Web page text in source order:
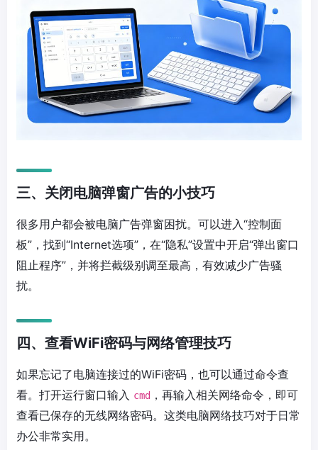
三、关闭电脑弹窗广告的小技巧
很多用户都会被电脑广告弹窗困扰。可以进入“控制面
板”，找到“Internet选项”，在“隐私”设置中开启“弹出窗口
阻止程序”，并将拦截级别调至最高，有效减少广告骚
扰。
四、查看WiFi密码与网络管理技巧
如果忘记了电脑连接过的WiFi密码，也可以通过命令查
看。打开运行窗口输入 cmd ，再输入相关网络命令，即可
查看已保存的无线网络密码。这类电脑网络技巧对于日常
办公非常实用。